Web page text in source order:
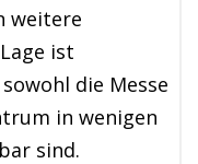
weitere
ist
die Messe
in wenigen
sind.